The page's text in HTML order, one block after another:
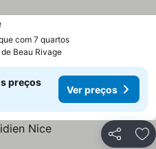
com 7 quartos
Beau Rivage
preços
Ver preços
Partilhar